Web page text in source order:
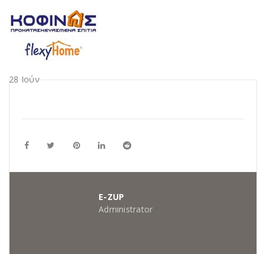
28 Ιούν
E-ZUP
Administrator